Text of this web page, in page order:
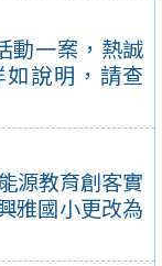
動一案，熱誠
說明，請查
源教育創客實
雅國小更改為